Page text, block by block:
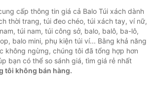
cấp thông tin giá cả Balo Túi xách dành
thời trang, túi đeo chéo, túi xách tay, ví nữ,
túi nam, túi công sở, balo, balô, ba-lô,
balo mini, phụ kiện túi ví... Bằng khả năng
không ngừng, chúng tôi đã tổng hợp hơn
bạn có thể so sánh giá, tìm giá rẻ nhất
tôi không bán hàng.